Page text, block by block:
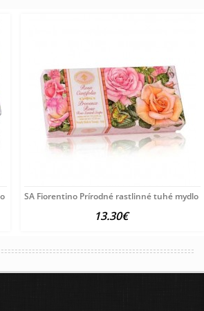
Pivónia 3x125
SA Fiorentino Prírodné rastlinné tuhé mydlo
13.30€